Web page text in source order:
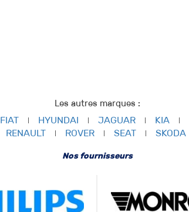
Les autres marques :
FIAT HYUNDAI JAGUAR KIA
RENAULT ROVER SEAT SKODA
Nos fournisseurs